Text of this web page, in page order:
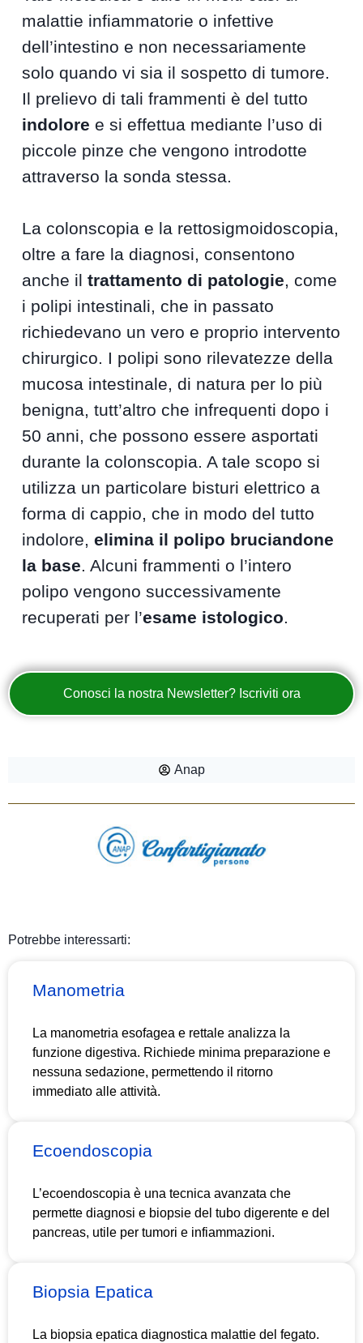
malattie infiammatorie o infettive
dell’intestino e non necessariamente
solo quando vi sia il sospetto di tumore.
Il prelievo di tali frammenti è del tutto
indolore e si effettua mediante l’uso di
piccole pinze che vengono introdotte
attraverso la sonda stessa.
La colonscopia e la rettosigmoidoscopia,
oltre a fare la diagnosi, consentono
anche iltrattamento di patologie, come
i polipi intestinali, che in passato
richiedevano un vero e proprio intervento
chirurgico. I polipi sono rilevatezze della
mucosa intestinale, di natura per lo più
benigna, tutt’altro che infrequenti dopo i
50 anni, che possono essere asportati
durante la colonscopia. A tale scopo si
utilizza un particolare bisturi elettrico a
forma di cappio, che in modo del tutto
indolore,elimina il polipo bruciandone
la base. Alcuni frammenti o l’intero
polipo vengono successivamente
recuperati per l’esame istologico.
Conosci la nostra Newsletter? Iscriviti ora
Anap
Potrebbe interessarti:
Manometria
La manometria esofagea e rettale analizza la
funzione digestiva. Richiede minima preparazione e
nessuna sedazione, permettendo il ritorno
immediato alle attività.
Ecoendoscopia
L’ecoendoscopia è una tecnica avanzata che
permette diagnosi e biopsie del tubo digerente e del
pancreas, utile per tumori e infiammazioni.
Biopsia Epatica
La biopsia epatica diagnostica malattie del fegato.